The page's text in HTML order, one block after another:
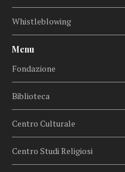
Whistleblowing
Menu
Fondazione
Biblioteca
Centro Culturale
Centro Studi Religiosi